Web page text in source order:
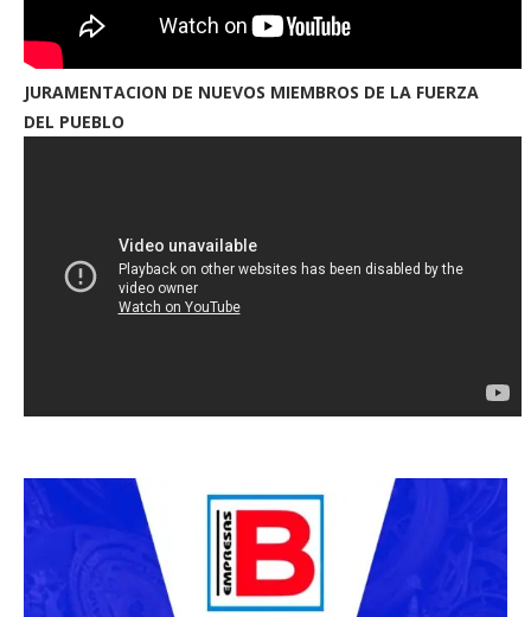
JURAMENTACION DE NUEVOS MIEMBROS DE LA FUERZA
DEL PUEBLO